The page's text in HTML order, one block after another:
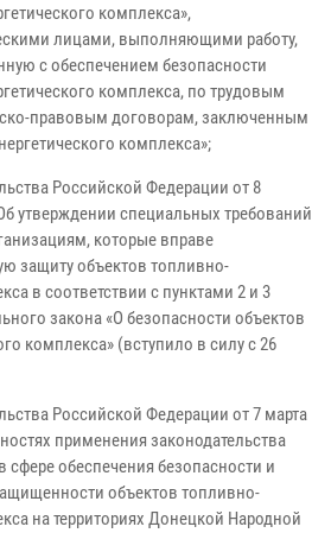
комплекса»,
лицами, выполняющими работу,
с обеспечением безопасности
комплекса, по трудовым
правовым договорам, заключенным
комплекса»;
Российской Федерации от 8
утверждении специальных требований
которые вправе
защиту объектов топливно-
в соответствии с пунктами 2 и 3
закона «О безопасности объектов
комплекса» (вступило в силу с 26
Российской Федерации от 7 марта
применения законодательства
обеспечения безопасности и
объектов топливно-
на территориях Донецкой Народной